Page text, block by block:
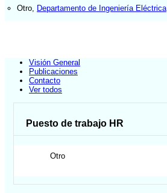
Otro Departamento de Ingeniería Eléctrica
Visión General
Publicaciones
Contacto
Ver todos
Puesto de trabajo HR
Otro